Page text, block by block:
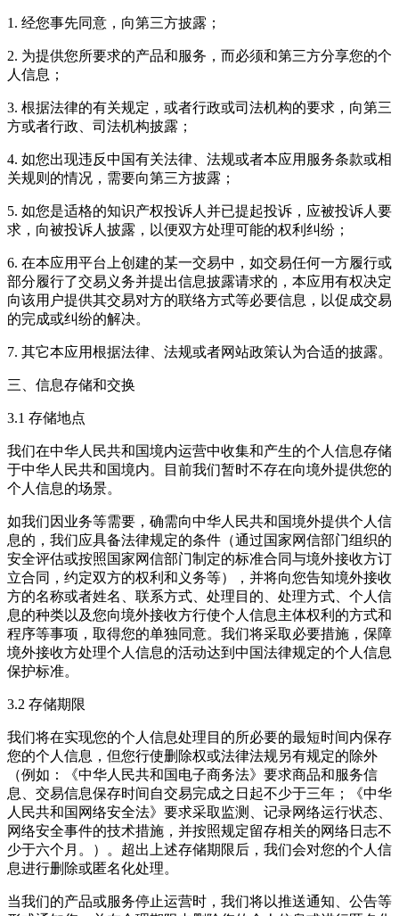
1. 经您事先同意，向第三方披露；
2. 为提供您所要求的产品和服务，而必须和第三方分享您的个
人信息；
3. 根据法律的有关规定，或者行政或司法机构的要求，向第三
方或者行政、司法机构披露；
4. 如您出现违反中国有关法律、法规或者本应用服务条款或相
关规则的情况，需要向第三方披露；
5. 如您是适格的知识产权投诉人并已提起投诉，应被投诉人要
求，向被投诉人披露，以便双方处理可能的权利纠纷；
6. 在本应用平台上创建的某一交易中，如交易任何一方履行或
部分履行了交易义务并提出信息披露请求的，本应用有权决定
向该用户提供其交易对方的联络方式等必要信息，以促成交易
的完成或纠纷的解决。
7. 其它本应用根据法律、法规或者网站政策认为合适的披露。
三、信息存储和交换
3.1 存储地点
我们在中华人民共和国境内运营中收集和产生的个人信息存储
于中华人民共和国境内。目前我们暂时不存在向境外提供您的
个人信息的场景。
如我们因业务等需要，确需向中华人民共和国境外提供个人信
息的，我们应具备法律规定的条件（通过国家网信部门组织的
安全评估或按照国家网信部门制定的标准合同与境外接收方订
立合同，约定双方的权利和义务等），并将向您告知境外接收
方的名称或者姓名、联系方式、处理目的、处理方式、个人信
息的种类以及您向境外接收方行使个人信息主体权利的方式和
程序等事项，取得您的单独同意。我们将采取必要措施，保障
境外接收方处理个人信息的活动达到中国法律规定的个人信息
保护标准。
3.2 存储期限
我们将在实现您的个人信息处理目的所必要的最短时间内保存
您的个人信息，但您行使删除权或法律法规另有规定的除外
（例如：《中华人民共和国电子商务法》要求商品和服务信
息、交易信息保存时间自交易完成之日起不少于三年；《中华
人民共和国网络安全法》要求采取监测、记录网络运行状态、
网络安全事件的技术措施，并按照规定留存相关的网络日志不
少于六个月。）。超出上述存储期限后，我们会对您的个人信
息进行删除或匿名化处理。
当我们的产品或服务停止运营时，我们将以推送通知、公告等